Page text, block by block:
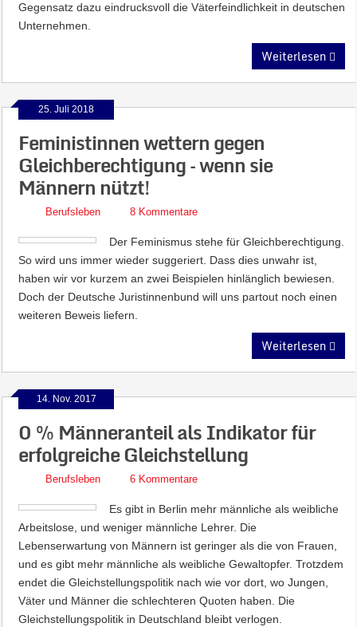
Gegensatz dazu eindrucksvoll die Väterfeindlichkeit in deutschen
Unternehmen.
Weiterlesen
25. Juli 2018
Feministinnen wettern gegen
Gleichberechtigung – wenn sie
Männern nützt!
Berufsleben 8 Kommentare
Der Feminismus stehe für Gleichberechtigung.
So wird uns immer wieder suggeriert. Dass dies unwahr ist,
haben wir vor kurzem an zwei Beispielen hinlänglich bewiesen.
Doch der Deutsche Juristinnenbund will uns partout noch einen
weiteren Beweis liefern.
Weiterlesen
14. Nov. 2017
0 % Männeranteil als Indikator für
erfolgreiche Gleichstellung
Berufsleben 6 Kommentare
Es gibt in Berlin mehr männliche als weibliche
Arbeitslose, und weniger männliche Lehrer. Die
Lebenserwartung von Männern ist geringer als die von Frauen,
und es gibt mehr männliche als weibliche Gewaltopfer. Trotzdem
endet die Gleichstellungspolitik nach wie vor dort, wo Jungen,
Väter und Männer die schlechteren Quoten haben. Die
Gleichstellungspolitik in Deutschland bleibt verlogen.